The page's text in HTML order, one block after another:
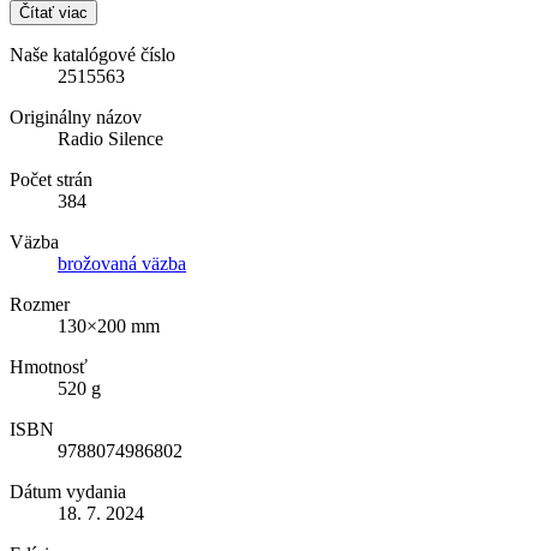
Čítať viac
Naše katalógové číslo
2515563
Originálny názov
Radio Silence
Počet strán
384
Väzba
brožovaná väzba
Rozmer
130×200 mm
Hmotnosť
520 g
ISBN
9788074986802
Dátum vydania
18. 7. 2024